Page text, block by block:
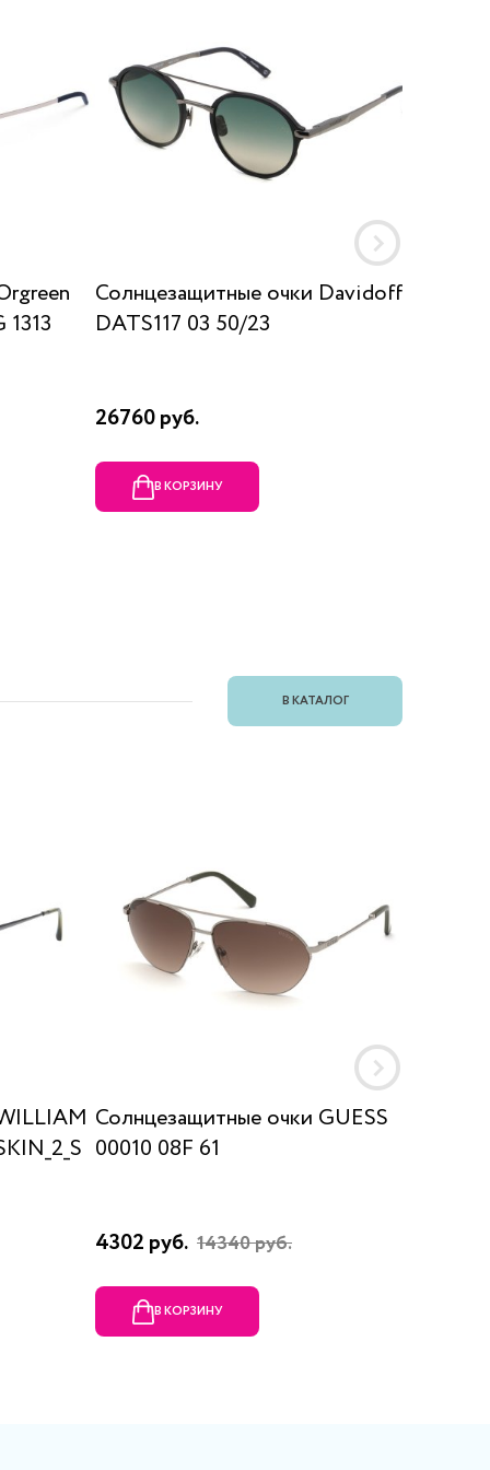
1313
Солнцезащитные очки Davidoff
DATS117 03 50/23
26760 руб.
В КОРЗИНУ
В КАТАЛОГ
Солнцезащитные очки GUESS
00010 08F 61
4302 руб. 14340 руб.
В КОРЗИНУ